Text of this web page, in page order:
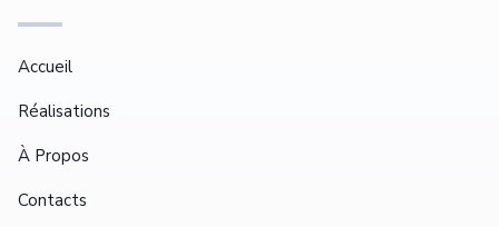
Accueil
Réalisations
À Propos
Contacts